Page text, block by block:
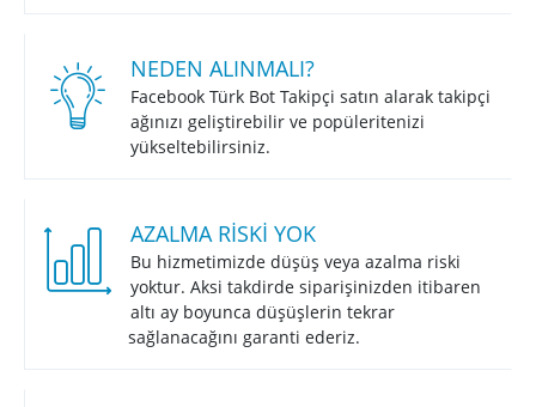
NEDEN ALINMALI?
Facebook Türk Bot Takipçi satın alarak takipçi
ağınızı geliştirebilir ve popüleritenizi
yükseltebilirsiniz.
AZALMA RISKI YOK
Bu hizmetimizde düşüş veya azalma riski
yoktur. Aksi takdirde siparişinizden itibaren
altı ay boyunca düşüşlerin tekrar
sağlanacağını garanti ederiz.